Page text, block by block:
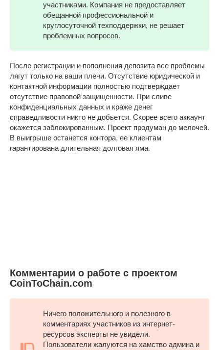
участниками. Компания не предоставляет
обещанной профессиональной и
круглосуточной техподдержки, не решает
проблемных вопросов.
После регистрации и пополнения депозита все проблемы
лягут только на ваши плечи. Отсутствие юридической и
контактной информации полностью подтверждает
отсутствие правовой защищенности. При сливе
конфиденциальных данных и краже денег
справедливости никто не добьется. Скорее всего аккаунт
окажется заблокированным. Проект продуман до мелочей.
В выигрыше останется контора, ее клиентам
гарантирована длительная долговая яма.
Комментарии о работе с проектом
CoinToChain.com
Ничего положительного и полезного в
комментариях участников из интернет-
ресурсов эксперты не увидели.
Пользователи жалуются на хамство админа и